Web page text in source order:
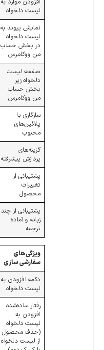
لیست دلخواه
نمایش پیوند به
لیست دلخواه
در بخش حساب
من ووکامرس
صفحه لیست
دلخواه زیر
بخش حساب
من ووکامرس
سازگاری با
پلاگین‌های
محبوب
گزینه‌های
پردازش پیشرفته
پشتیبانی از
تغییرات
محصول
پشتیبانی از چند
زبانه و آماده
ترجمه
ویژگی‌های
سفارشی سازی
دکمه افزودن به
لیست دلخواه
رفتار ساده‌شده
افزودن به
لیست دلخواه
(حذف محصول
از لیست دلخواه